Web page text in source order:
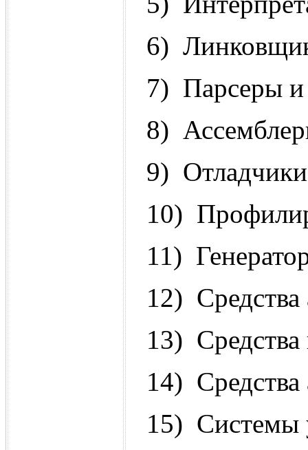
6)
7) Парсеры и
8)
9) Отладчики
10)
11)
12) Средства
13)
14) Средства
15) Системы